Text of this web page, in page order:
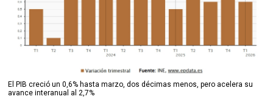
El PIB creció un 0,6% hasta marzo, dos décimas menos, pero acelera su
avance interanual al 2,7%